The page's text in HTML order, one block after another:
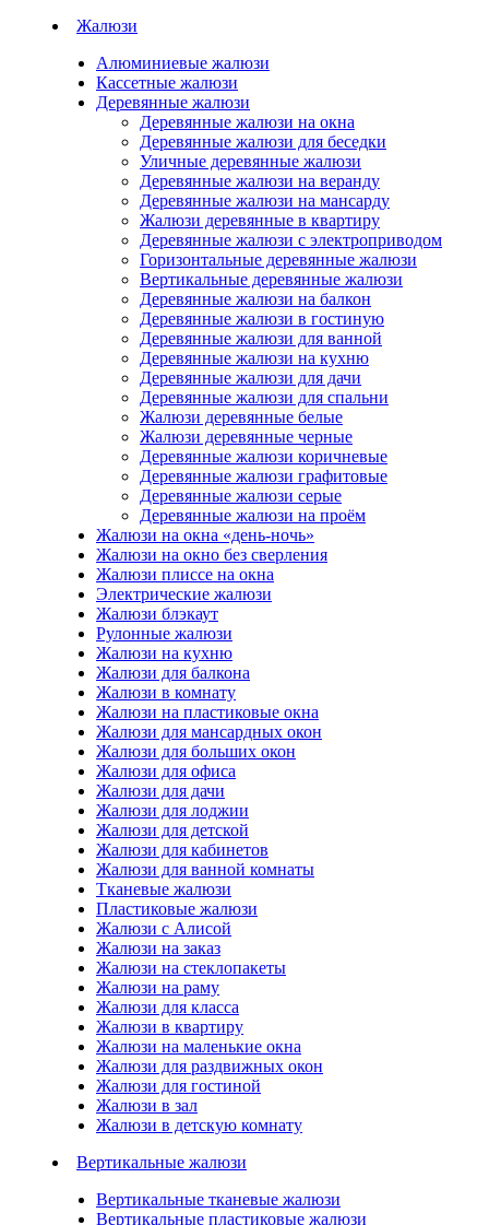
Жалюзи
Алюминиевые жалюзи
Кассетные жалюзи
Деревянные жалюзи
Деревянные жалюзи на окна
Деревянные жалюзи для беседки
Уличные деревянные жалюзи
Деревянные жалюзи на веранду
Деревянные жалюзи на мансарду
Жалюзи деревянные в квартиру
Деревянные жалюзи с электроприводом
Горизонтальные деревянные жалюзи
Вертикальные деревянные жалюзи
Деревянные жалюзи на балкон
Деревянные жалюзи в гостиную
Деревянные жалюзи для ванной
Деревянные жалюзи на кухню
Деревянные жалюзи для дачи
Деревянные жалюзи для спальни
Жалюзи деревянные белые
Жалюзи деревянные черные
Деревянные жалюзи коричневые
Деревянные жалюзи графитовые
Деревянные жалюзи серые
Деревянные жалюзи на проём
Жалюзи на окна «день-ночь»
Жалюзи на окно без сверления
Жалюзи плиссе на окна
Электрические жалюзи
Жалюзи блэкаут
Рулонные жалюзи
Жалюзи на кухню
Жалюзи для балкона
Жалюзи в комнату
Жалюзи на пластиковые окна
Жалюзи для мансардных окон
Жалюзи для больших окон
Жалюзи для офиса
Жалюзи для дачи
Жалюзи для лоджии
Жалюзи для детской
Жалюзи для кабинетов
Жалюзи для ванной комнаты
Тканевые жалюзи
Пластиковые жалюзи
Жалюзи с Алисой
Жалюзи на заказ
Жалюзи на стеклопакеты
Жалюзи на раму
Жалюзи для класса
Жалюзи в квартиру
Жалюзи на маленькие окна
Жалюзи для раздвижных окон
Жалюзи для гостиной
Жалюзи в зал
Жалюзи в детскую комнату
Вертикальные жалюзи
Вертикальные тканевые жалюзи
Вертикальные пластиковые жалюзи